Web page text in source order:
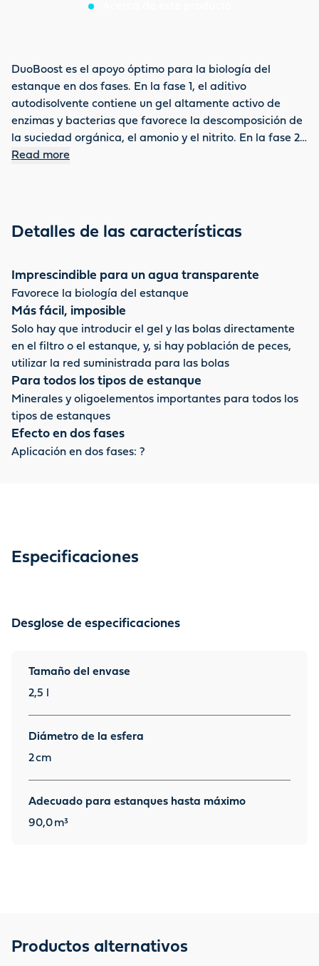
DuoBoost es el apoyo óptimo para la biología del
estanque en dos fases. En la fase 1, el aditivo
autodisolvente contiene un gel altamente activo de
enzimas y bacterias que favorece la descomposición de
la suciedad orgánica, el amonio y el nitrito. En la fase 2,
una bola autodisolvente suministra al estanque
año, mejora enormemente la calidad del agua y reduce
Read more
Detalles de las características
Imprescindible para un agua transparente
Favorece la biología del estanque
Más fácil, imposible
Solo hay que introducir el gel y las bolas directamente
en el filtro o el estanque, y, si hay población de peces,
utilizar la red suministrada para las bolas
Para todos los tipos de estanque
Minerales y oligoelementos importantes para todos los
tipos de estanques
Efecto en dos fases
Aplicación en dos fases: ?
Especificaciones
Desglose de especificaciones
Tamaño del envase
2,5 l
Diámetro de la esfera
2cm
Adecuado para estanques hasta máximo
90,0 m³
Productos alternativos